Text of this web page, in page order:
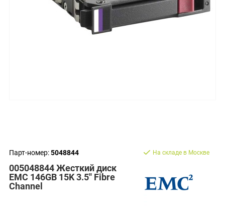
Парт-номер:5048844
005048844 Жесткий диск
EMC 146GB 15K 3.5'' Fibre
Channel
На складе в Москве